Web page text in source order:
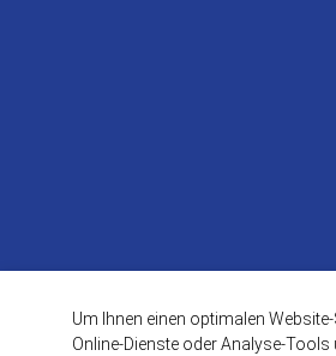
Um Ihnen einen optimalen
Online-Dienste oder Analyse-